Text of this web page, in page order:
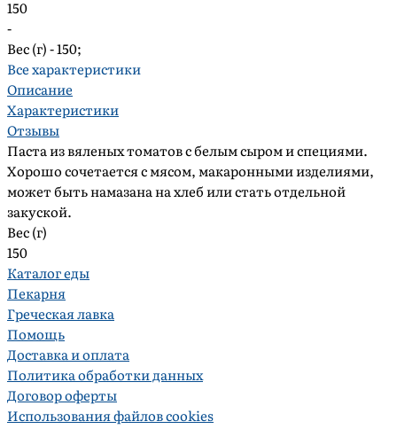
150
-
Вес (г) -150;
Все характеристики
Описание
Характеристики
Отзывы
Паста из вяленых томатов с белым сыром и специями.
Хорошо сочетается с мясом, макаронными изделиями,
может быть намазана на хлеб или стать отдельной
закуской.
Вес (г)
150
Каталог еды
Пекарня
Греческая лавка
Помощь
Доставка и оплата
Политика обработки данных
Договор оферты
Использования файлов cookies